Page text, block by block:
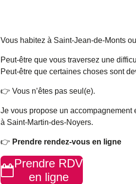
Vous habitez à Saint-Jean-de-Monts
Peut-être que vous traversez une
Peut-être que certaines choses sont
👉 Vous n’êtes pas seul(e).
Je vous propose un accompagnement
à Saint-Martin-des-Noyers.
👉 Prendre rendez-vous en ligne
Prendre RDV
en ligne